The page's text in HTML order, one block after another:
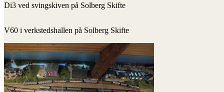
Di3 ved svingskiven på Solberg Skifte
V60 i verkstedshallen på Solberg Skifte